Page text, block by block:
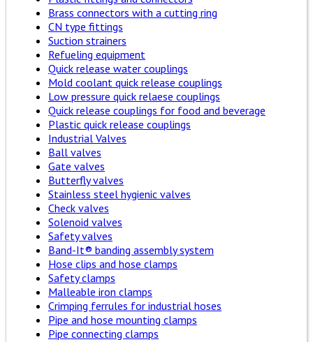
Brass connectors with a cutting ring
CN type fittings
Suction strainers
Refueling equipment
Quick release water couplings
Mold coolant quick release couplings
Low pressure quick relaese couplings
Quick release couplings for food and beverage
Plastic quick release couplings
Industrial Valves
Ball valves
Gate valves
Butterfly valves
Stainless steel hygienic valves
Check valves
Solenoid valves
Safety valves
Band-It® banding assembly system
Hose clips and hose clamps
Safety clamps
Malleable iron clamps
Crimping ferrules for industrial hoses
Pipe and hose mounting clamps
Pipe connecting clamps